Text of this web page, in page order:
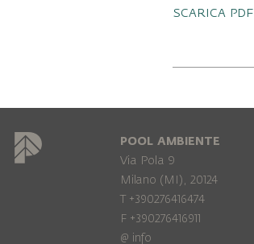
scarica pdf
POOL AMBIENTE
Via Pola 9
Milano (MI), 20124
T +390276416474
F +390276416911
@ info